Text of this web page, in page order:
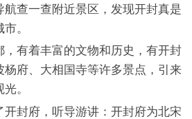
航查一查附近景区，发现开封真是
。
有着丰富的文物和历史，有开封
杨府、大相国寺等许多景点，引来
。
封府，听导游讲：开封府为北宋